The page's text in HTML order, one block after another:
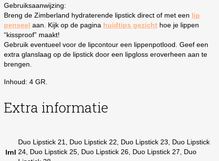
Gebruiksaanwijzing:
Breng de Zimberland hydraterende lipstick direct of met een lip
penseel aan. Kijk op de pagina huidtips gezicht hoe je lippen
“kissproof” maakt!
Gebruik eventueel voor de lipcontour een lippenpotlood. Geef een
extra glanslaag op de lipstick door een lipgloss eroverheen aan te
brengen.
Inhoud: 4 GR.
Extra informatie
lrnl
Duo Lipstick 21, Duo Lipstick 22, Duo Lipstick 23, Duo Lipstick
24, Duo Lipstick 25, Duo Lipstick 26, Duo Lipstick 27, Duo